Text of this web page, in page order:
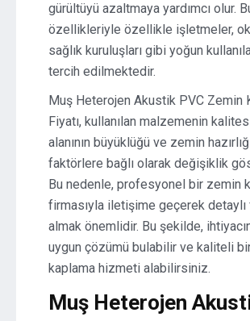
gürültüyü azaltmaya yardımcı olur.
özellikleriyle özellikle işletmeler,
sağlık kuruluşları gibi yoğun
tercih edilmektedir.
Muş Heterojen Akustik PVC Zemin
Fiyatı, kullanılan malzemenin
alanının büyüklüğü ve zemin
faktörlere bağlı olarak değişiklik
Bu nedenle, profesyonel bir zemin
firmasıyla iletişime geçerek
almak önemlidir. Bu şekilde,
uygun çözümü bulabilir ve kaliteli
kaplama hizmeti alabilirsiniz.
Muş Heterojen